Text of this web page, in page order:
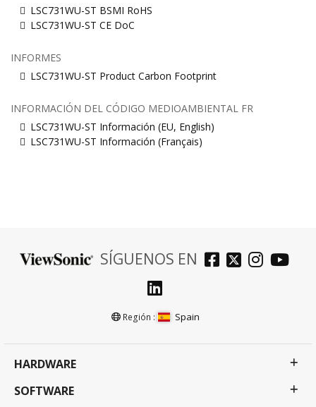
LSC731WU-ST BSMI RoHS
LSC731WU-ST CE DoC
INFORMES
LSC731WU-ST Product Carbon Footprint
INFORMACIÓN DEL CÓDIGO MEDIOAMBIENTAL FR
LSC731WU-ST Información (EU, English)
LSC731WU-ST Información (Français)
SÍGUENOS EN
Región : Spain
HARDWARE
SOFTWARE